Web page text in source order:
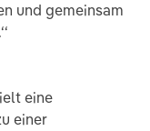
und gemeinsam
eine
einer